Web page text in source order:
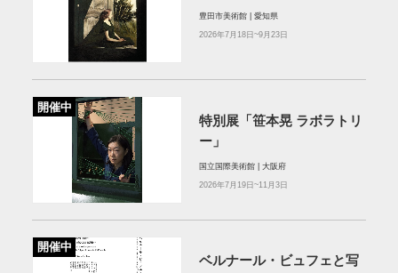
豊田市美術館 | 愛知県
2026年7月18日~9月23日
開催中
特別展「笹本晃 ラボラトリ
ー」
国立国際美術館 | 大阪府
2026年7月19日~11月3日
開催中
ベルナール・ビュフェと写